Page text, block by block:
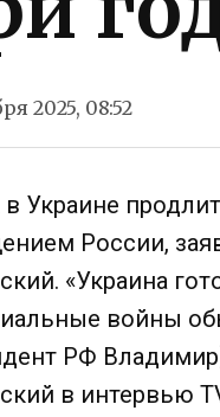
2025, 08:52
в Украине
России,
«Украина
войны
РФ
в интервью